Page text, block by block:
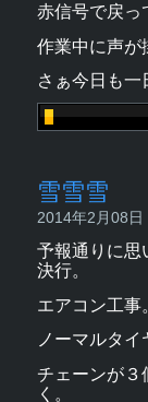
赤信号で戻っ
作業中に声が
さぁ今日も一
雪雪雪
2014年2月08
予報通りに思
決行。
エアコン工事
ノーマルタ
チェーンが３
く。